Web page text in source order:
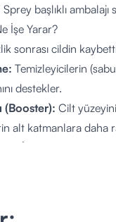
Sprey başlıklı
İşe Yarar?
sonrası cildin
Temizleyicilerin
destekler.
(Booster): Cilt
alt katmanlara daha